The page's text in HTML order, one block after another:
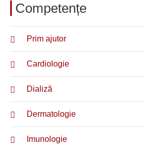
Competențe
Prim ajutor
Cardiologie
Dializă
Dermatologie
Imunologie